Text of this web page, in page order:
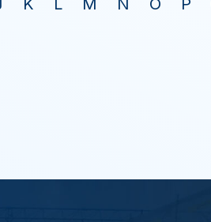
K L M N O P